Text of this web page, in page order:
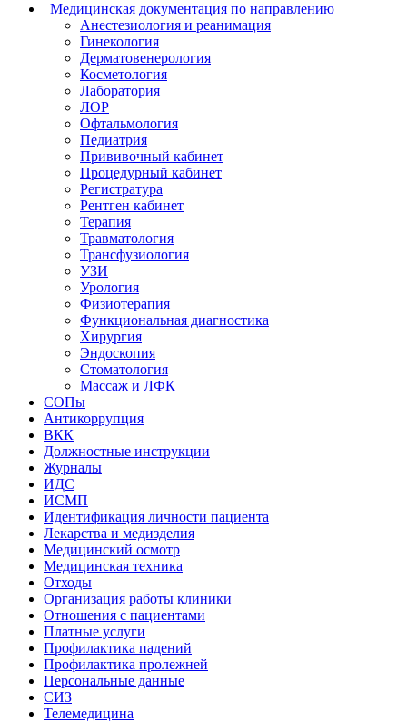
Медицинская документация по направлению
Анестезиология и реанимация
Гинекология
Дерматовенерология
Косметология
Лаборатория
ЛОР
Офтальмология
Педиатрия
Прививочный кабинет
Процедурный кабинет
Регистратура
Рентген кабинет
Терапия
Травматология
Трансфузиология
УЗИ
Урология
Физиотерапия
Функциональная диагностика
Хирургия
Эндоскопия
Стоматология
Массаж и ЛФК
СОПы
Антикоррупция
ВКК
Должностные инструкции
Журналы
ИДС
ИСМП
Идентификация личности пациента
Лекарства и медизделия
Медицинский осмотр
Медицинская техника
Отходы
Организация работы клиники
Отношения с пациентами
Платные услуги
Профилактика падений
Профилактика пролежней
Персональные данные
СИЗ
Телемедицина